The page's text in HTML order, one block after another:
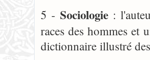
5 - Sociologie:
races des hommes et
dictionnaire illustré